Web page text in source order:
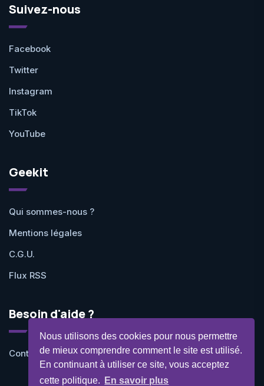
Nous utilisons des cookies pour nous permettre
de mieux comprendre comment le site est utilisé.
En continuant à utiliser ce site, vous acceptez
cette politique.
En savoir plus
Suivez-nous
Facebook
Twitter
Instagram
TikTok
YouTube
Geekit
Qui sommes-nous ?
Mentions légales
C.G.U.
Flux RSS
Besoin d'aide ?
Contactez-nous